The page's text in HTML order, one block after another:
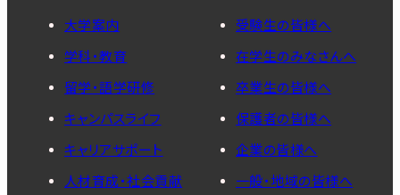
大学案内
学科・教育
留学・語学研修
キャンパスライフ
キャリアサポート
人材育成・社会貢献
受験生の皆様へ
在学生のみなさんへ
卒業生の皆様へ
保護者の皆様へ
企業の皆様へ
一般・地域の皆様へ